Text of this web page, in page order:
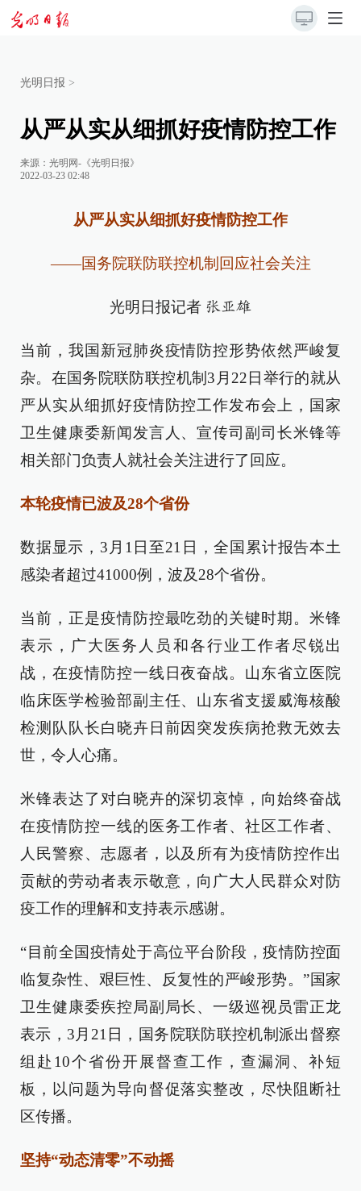
光明日报 >
从严从实从细抓好疫情防控工作
来源： 光明网-《光明日报》
2022-03-23 02:48
从严从实从细抓好疫情防控工作
——国务院联防联控机制回应社会关注
光明日报记者 张亚雄
当前，我国新冠肺炎疫情防控形势依然严峻复
杂。在国务院联防联控机制3月22日举行的就从
严从实从细抓好疫情防控工作发布会上，国家
卫生健康委新闻发言人、宣传司副司长米锋等
相关部门负责人就社会关注进行了回应。
本轮疫情已波及28个省份
数据显示，3月1日至21日，全国累计报告本土
感染者超过41000例，波及28个省份。
当前，正是疫情防控最吃劲的关键时期。米锋
表示，广大医务人员和各行业工作者尽锐出
战，在疫情防控一线日夜奋战。山东省立医院
临床医学检验部副主任、山东省支援威海核酸
检测队队长白晓卉日前因突发疾病抢救无效去
世，令人心痛。
米锋表达了对白晓卉的深切哀悼，向始终奋战
在疫情防控一线的医务工作者、社区工作者、
人民警察、志愿者，以及所有为疫情防控作出
贡献的劳动者表示敬意，向广大人民群众对防
疫工作的理解和支持表示感谢。
“目前全国疫情处于高位平台阶段，疫情防控面
临复杂性、艰巨性、反复性的严峻形势。”国家
卫生健康委疾控局副局长、一级巡视员雷正龙
表示，3月21日，国务院联防联控机制派出督察
组赴10个省份开展督查工作，查漏洞、补短
板，以问题为导向督促落实整改，尽快阻断社
区传播。
坚持“动态清零”不动摇